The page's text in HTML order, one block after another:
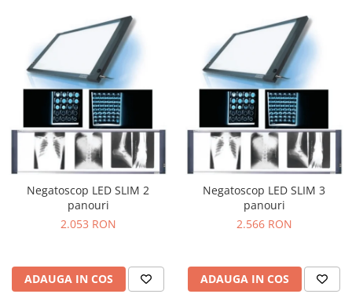
Negatoscop LED SLIM 2
panouri
2.053 RON
ADAUGA IN COS
Negatoscop LED SLIM 3
panouri
2.566 RON
ADAUGA IN COS